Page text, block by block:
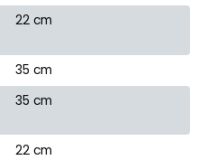
22 cm
35 cm
35 cm
22 cm